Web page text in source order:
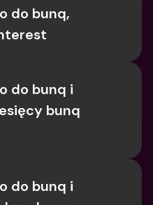
do bunq,
do bunq i
bunq
do bunq i